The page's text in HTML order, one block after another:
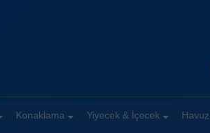
Konaklama Yiyecek & İçecek